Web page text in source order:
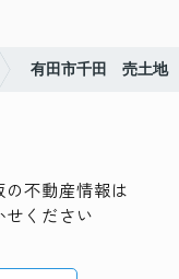
有田市千田 売土地
不動産情報は
せください